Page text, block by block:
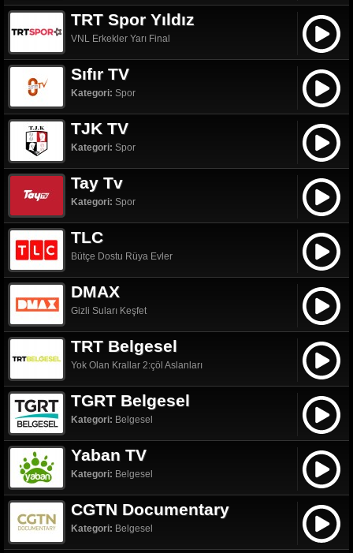
TRT Spor Yıldız
VNL Erkekler Yarı Final
Sıfır TV
Kategori: Spor
TJK TV
Kategori: Spor
Tay Tv
Kategori: Spor
TLC
Bütçe Dostu Rüya Evler
DMAX
Gizli Suları Keşfet
TRT Belgesel
Yok Olan Krallar 2:çöl Aslanları
TGRT Belgesel
Kategori: Belgesel
Yaban TV
Kategori: Belgesel
CGTN Documentary
Kategori: Belgesel